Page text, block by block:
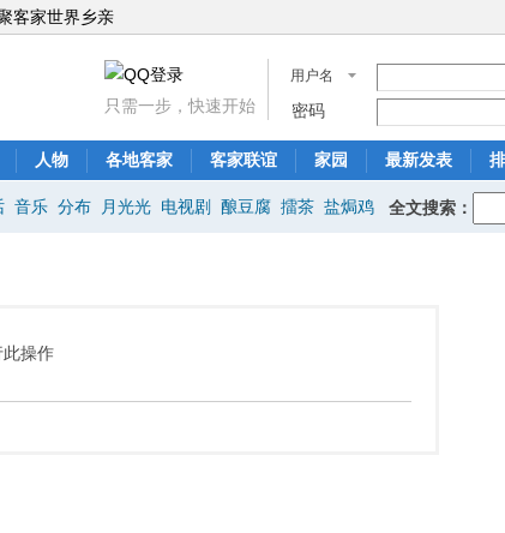
客家世界乡亲
用户名
密码
只需一步，快速开始
人物 各地客家 客家联谊 家园 最新发表
音乐 分布 月光光 电视剧 酿豆腐 擂茶 盐焗鸡 全文搜索：
操作